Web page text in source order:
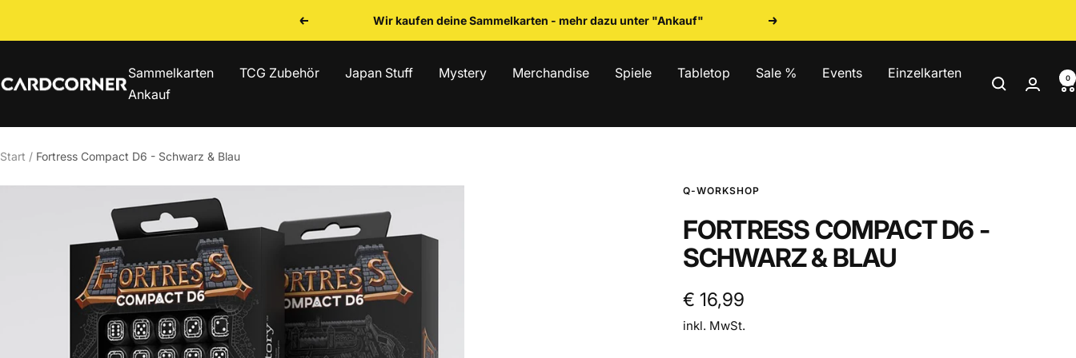
Zurück Wir kaufen deine Sammelkarten - mehr dazu unter "Ankauf" Weiter
Sammelkarten TCG Zubehör Japan Stuff Mystery Merchandise Spiele Tabletop Sale % Events
Einzelkarten
Ankauf
CARDCORNER 0
Start Fortress Compact D6 - Schwarz & Blau
Q-WORKSHOP
FORTRESS COMPACT D6 -
SCHWARZ & BLAU
Angebotspreis
€ 16,99
inkl. MwSt.